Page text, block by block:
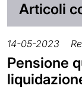
Articoli
14-05-2023
Pensione